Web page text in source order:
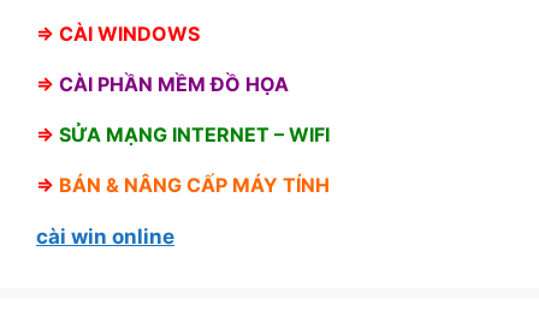
⇒ CÀI WINDOWS
⇒ CÀI PHẦN MỀM ĐỒ HỌA
⇒ SỬA MẠNG INTERNET – WIFI
⇒ BÁN & NÂNG CẤP MÁY TÍNH
cài win online